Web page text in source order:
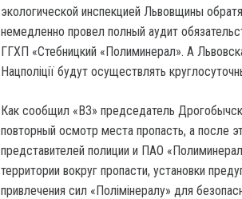
экологической инспекцией Львовщины
немедленно провел полный аудит
ГГХП «Стебницкий «Полиминерал». А
Нацполіції будут осуществлять
Как сообщил «ВЗ» председатель
повторный осмотр места пропасть, а после
представителей полиции и ПАО
территории вокруг пропасти, установки
привлечения сил «Полімінералу» для